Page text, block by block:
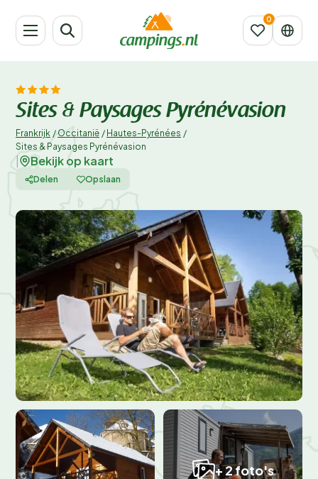
Sites & Paysages Pyrénévasion
Frankrijk / Occitanië / Hautes-Pyrénées /
Sites & Paysages Pyrénévasion
Bekijk op kaart
Delen Opslaan
+ 2 foto's